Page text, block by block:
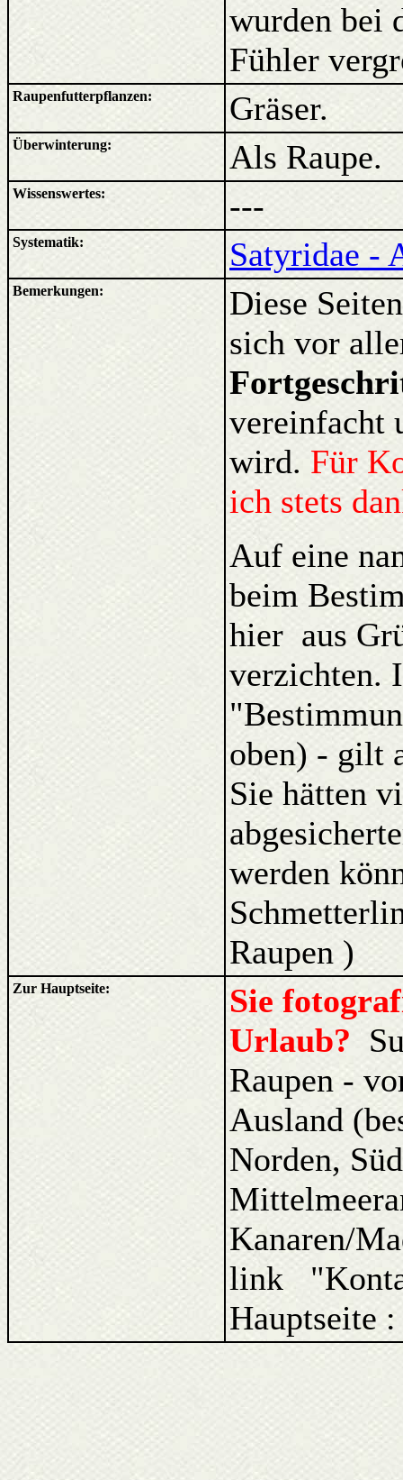
wurden bei
Fühler
Raupenfutterpflanzen: Gräser.
Überwinterung: Als Raupe.
Wissenswertes: ---
Systematik: Satyridae -
Bemerkungen:
Diese
sich vor
vereinfacht
wird. Für
ich stets
Auf eine
beim
hier aus
verzichten.
oben) - gilt
Sie hätten
werden
Raupen )
Zur Hauptseite:
Sie
Urlaub?
Raupen -
Ausland
Norden,
Kanaren/
link
Hauptseite